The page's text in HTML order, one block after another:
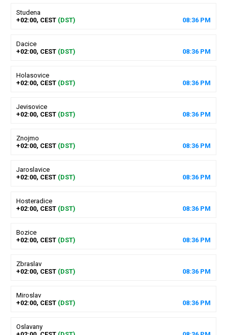
Studena
+02:00, CEST (DST) 08:36 PM
Dacice
+02:00, CEST (DST) 08:36 PM
Holasovice
+02:00, CEST (DST) 08:36 PM
Jevisovice
+02:00, CEST (DST) 08:36 PM
Znojmo
+02:00, CEST (DST) 08:36 PM
Jaroslavice
+02:00, CEST (DST) 08:36 PM
Hosteradice
+02:00, CEST (DST) 08:36 PM
Bozice
+02:00, CEST (DST) 08:36 PM
Zbraslav
+02:00, CEST (DST) 08:36 PM
Miroslav
+02:00, CEST (DST) 08:36 PM
Oslavany